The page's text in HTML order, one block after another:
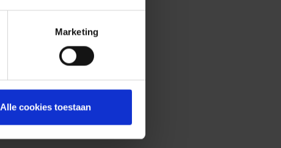
Marketing
Alle cookies toestaan